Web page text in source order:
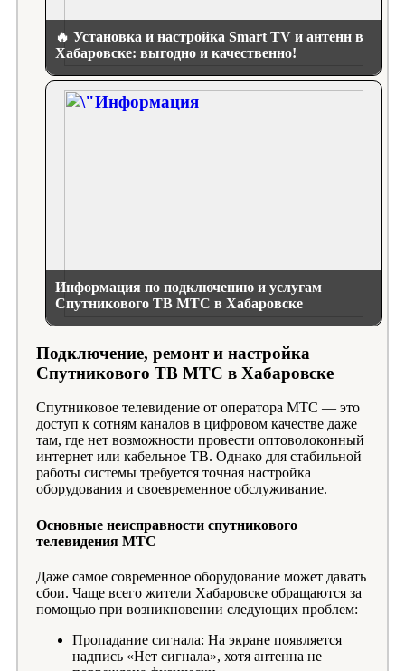
🔥 Установка и настройка Smart TV и антенн в
Хабаровске: выгодно и качественно!
Информация по подключению и услугам
Спутникового ТВ МТС в Хабаровске
Подключение, ремонт и настройка
Спутникового ТВ МТС в Хабаровске
Спутниковое телевидение от оператора МТС — это
доступ к сотням каналов в цифровом качестве даже
там, где нет возможности провести оптоволоконный
интернет или кабельное ТВ. Однако для стабильной
работы системы требуется точная настройка
оборудования и своевременное обслуживание.
Основные неисправности спутникового
телевидения МТС
Даже самое современное оборудование может давать
сбои. Чаще всего жители Хабаровске обращаются за
помощью при возникновении следующих проблем:
Пропадание сигнала: На экране появляется
надпись «Нет сигнала», хотя антенна не